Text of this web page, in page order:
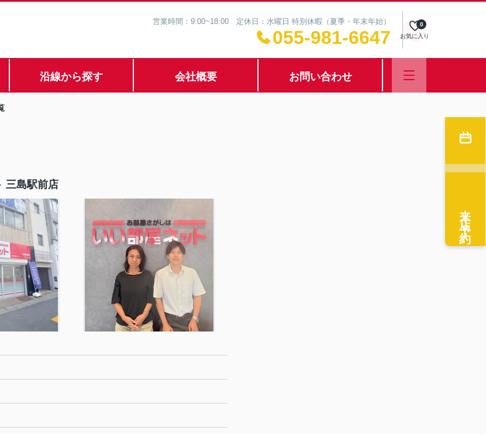
営業時間：9:00~18:00 定休日：水曜日 特別休暇（夏季・年末年始）
055-981-6647 お気に入り
0
沿線から探す 会社概要 お問い合わせ
三島駅前店
来店予約